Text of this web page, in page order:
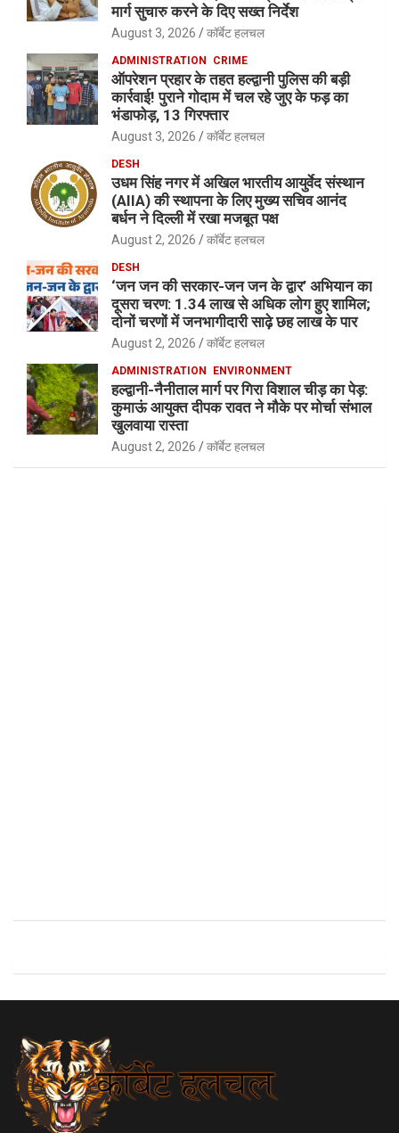
मार्ग सुचारु करने के दिए सख्त निर्देश
August 3, 2026 कॉर्बेट हलचल
ADMINISTRATION CRIME
ऑपरेशन प्रहार के तहत हल्द्वानी पुलिस की बड़ी
कार्रवाई! पुराने गोदाम में चल रहे जुए के फड़ का
भंडाफोड़, 13 गिरफ्तार
August 3, 2026 कॉर्बेट हलचल
DESH
उधम सिंह नगर में अखिल भारतीय आयुर्वेद संस्थान
(AIIA) की स्थापना के लिए मुख्य सचिव आनंद
बर्धन ने दिल्ली में रखा मजबूत पक्ष
August 2, 2026 कॉर्बेट हलचल
DESH
‘जन जन की सरकार-जन जन के द्वार’ अभियान का
दूसरा चरण: 1.34 लाख से अधिक लोग हुए शामिल;
दोनों चरणों में जनभागीदारी साढ़े छह लाख के पार
August 2, 2026 कॉर्बेट हलचल
ADMINISTRATION ENVIRONMENT
हल्द्वानी-नैनीताल मार्ग पर गिरा विशाल चीड़ का पेड़:
कुमाऊं आयुक्त दीपक रावत ने मौके पर मोर्चा संभाल
खुलवाया रास्ता
August 2, 2026 कॉर्बेट हलचल